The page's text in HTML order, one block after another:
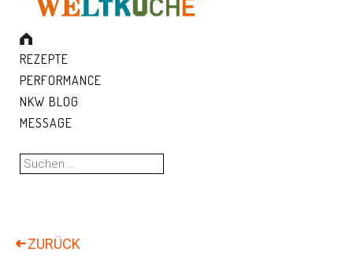
REZEPTE
PERFORMANCE
NKW BLOG
MESSAGE
Suchen
nach: